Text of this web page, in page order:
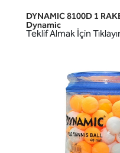
HIZLI
DYNAMIC 8100D 1
Dynamic
Teklif Almak İçin